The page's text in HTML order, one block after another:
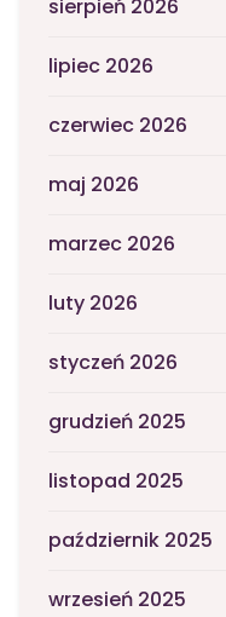
sierpień 2026
lipiec 2026
czerwiec 2026
maj 2026
marzec 2026
luty 2026
styczeń 2026
grudzień 2025
listopad 2025
październik 2025
wrzesień 2025